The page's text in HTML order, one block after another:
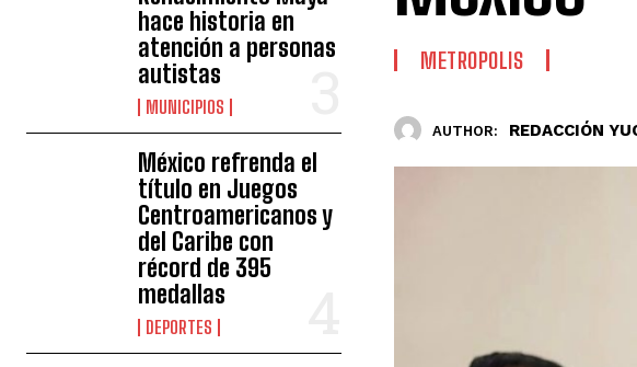
hace historia en
atención a personas
autistas
MUNICIPIOS
México refrenda el
título en Juegos
Centroamericanos y
del Caribe con
récord de 395
medallas
DEPORTES
METROPOLIS
AUTHOR: REDACCIÓN